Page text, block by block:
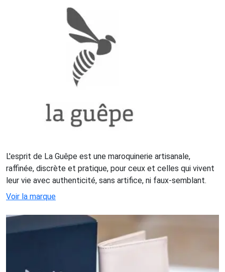
L'esprit de La Guêpe est une maroquinerie artisanale,
raffinée, discrète et pratique, pour ceux et celles qui vivent
leur vie avec authenticité, sans artifice, ni faux-semblant.
Voir la marque